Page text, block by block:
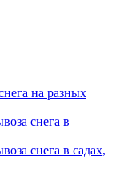
на разных
снега в
снега в садах,